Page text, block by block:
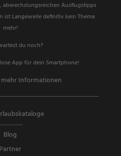
Ausflugstipps
ist Langeweile definitiv kein Thema
mehr!
du noch?
App für dein Smartphone!
Informationen
Blog
Partner